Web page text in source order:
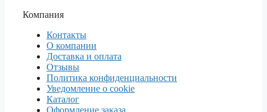
Компания
Контакты
О компании
Доставка и оплата
Отзывы
Политика конфиденциальности
Уведомление о cookie
Каталог
Оформление заказа